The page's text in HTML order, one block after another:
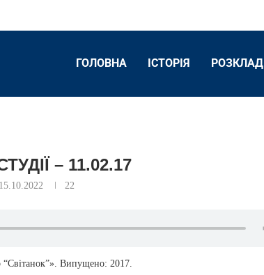
ГОЛОВНА ІСТОРІЯ РОЗКЛАД
– 11.02.17
15.10.2022 22
“Світанок”». Випущено: 2017.